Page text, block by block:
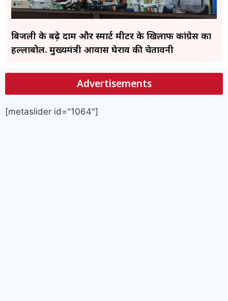
बिजली के बढ़े दाम और स्मार्ट मीटर के खिलाफ कांग्रेस का
हल्लाबोल. मुख्यमंत्री आवास घेराव की चेतावनी
Advertisements
[metaslider id="1064"]